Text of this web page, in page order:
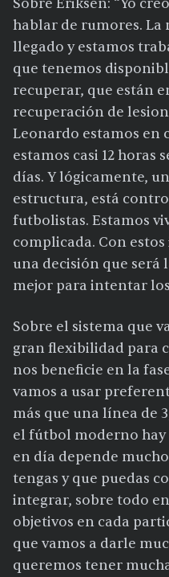
hablar de rumores. La
llegado y estamos
que tenemos
recuperar, que están
recuperación de
Leonardo estamos en
estamos casi 12 horas
días. Y lógicamente,
estructura, está
futbolistas. Estamos
complicada. Con
una decisión que será
mejor para intentar
Sobre el sistema que
gran flexibilidad para
nos beneficie en la
vamos a usar
más que una línea de
el fútbol moderno
en día depende
tengas y que puedas
integrar, sobre todo
objetivos en cada
que vamos a darle
queremos tener